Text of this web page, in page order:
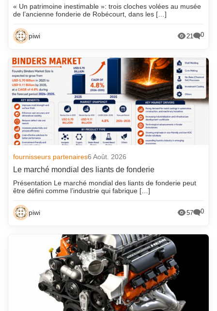
« Un patrimoine inestimable »: trois cloches volées au musée
de l’ancienne fonderie de Robécourt, dans les […]
piwi 21 0
fournisseurs partenaires6 Août. 2026
Le marché mondial des liants de fonderie
Présentation Le marché mondial des liants de fonderie peut
être défini comme l’industrie qui fabrique […]
piwi 57 0